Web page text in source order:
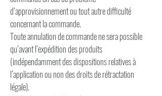
d’approvisionnement ou tout autre difficulté
concernant la commande.
Toute annulation de commande ne sera possible
qu’avant l’expédition des produits
(indépendamment des dispositions relatives à
l’application ou non des droits de rétractation
légale).